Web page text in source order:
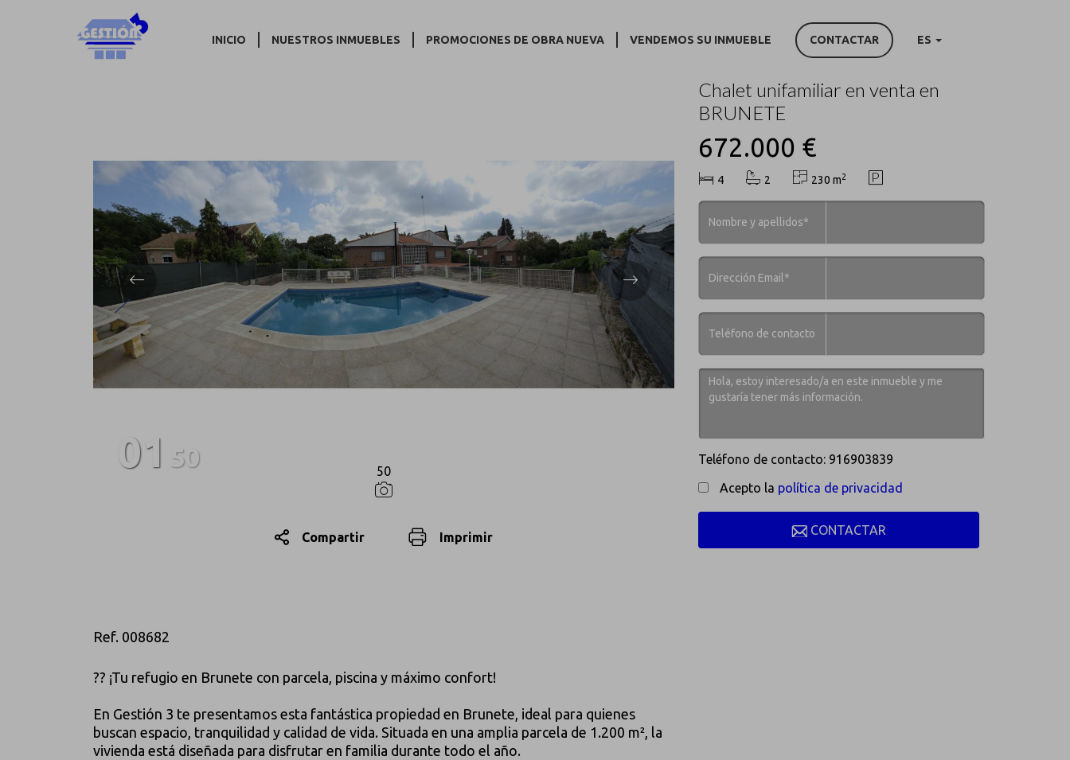
INICIO NUESTROS INMUEBLES PROMOCIONES DE OBRA NUEVA VENDEMOS SU INMUEBLE CONTACTAR ES
Volver
Previous Next
01 50 50
Compartir Imprimir
Chalet unifamiliar en venta en
BRUNETE
672.000 €
4 2 230 m2
Nombre y apellidos*
Dirección Email*
Teléfono de contacto
Teléfono de contacto: 916903839
Acepto la política de privacidad
CONTACTAR
Ref. 008682
?? ¡Tu refugio en Brunete con parcela, piscina y máximo confort!
En Gestión 3 te presentamos esta fantástica propiedad en Brunete, ideal para quienes
buscan espacio, tranquilidad y calidad de vida. Situada en una amplia parcela de 1.200 m², la
vivienda está diseñada para disfrutar en familia durante todo el año.